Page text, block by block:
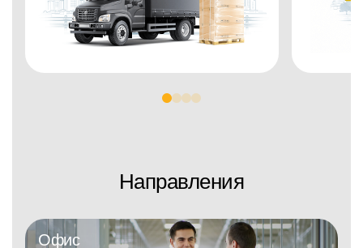
Направления
Офис